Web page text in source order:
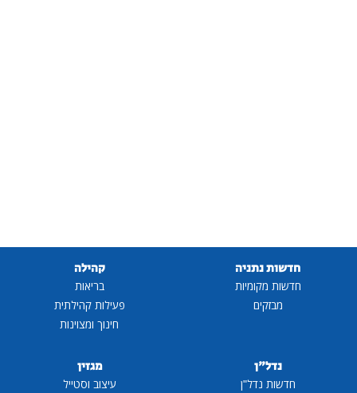
חדשות נתניה
חדשות מקומיות
מבזקים
קהילה
בריאות
פעילות קהילתית
חינוך ומצוינות
נדל"ן
חדשות נדל"ן
מגזין
עיצוב וסטייל